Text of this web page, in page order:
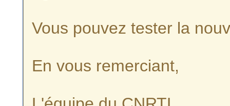
Vous pouvez tester la
En vous remerciant,